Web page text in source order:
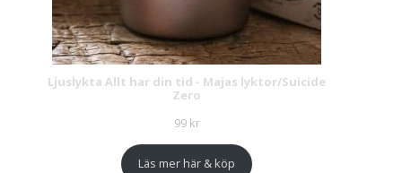
Ljuslykta Allt har din tid - Majas lyktor/Suicide
Zero
99 kr
Läs mer här & köp